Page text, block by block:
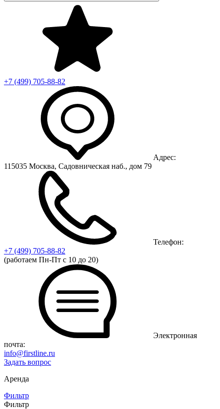
+7 (499) 705-88-82
Адрес:
115035 Москва, Садовническая наб., дом 79
Телефон:
+7 (499) 705-88-82
(работаем Пн-Пт с 10 до 20)
Электронная
почта:
info@firstline.ru
Задать вопрос
Аренда
Фильтр
Фильтр